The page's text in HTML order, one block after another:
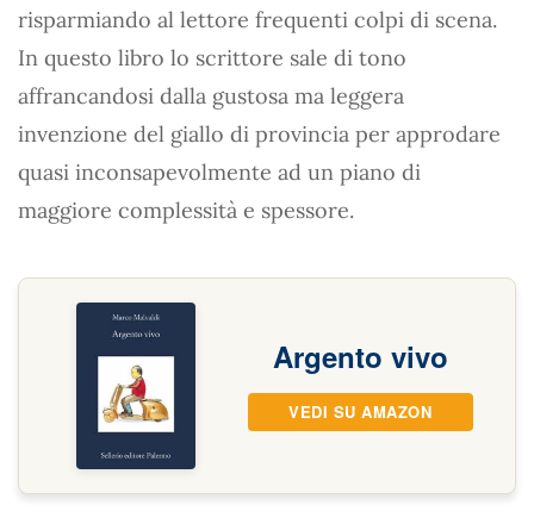
risparmiando al lettore frequenti colpi di scena.
In questo libro lo scrittore sale di tono
affrancandosi dalla gustosa ma leggera
invenzione del giallo di provincia per approdare
quasi inconsapevolmente ad un piano di
maggiore complessità e spessore.
Argento vivo
VEDI SU AMAZON